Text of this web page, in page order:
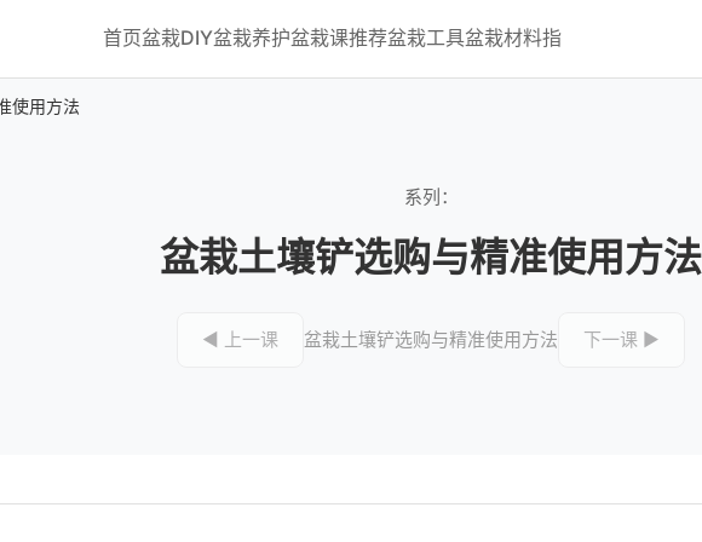
首页盆栽DIY盆栽养护盆栽课推荐盆栽工具盆栽材料指
使用方法
系列：
盆栽土壤铲选购与精准使用方法
◀ 上一课 盆栽土壤铲选购与精准使用方法 下一课 ▶